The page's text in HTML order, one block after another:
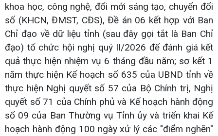
khoa học, công nghệ, đổi mới sáng tạo, chuyển đổi
số (KHCN, ĐMST, CĐS), Đề án 06 kết hợp với Ban
Chỉ đạo về dữ liệu tỉnh (sau đây gọi tắt là Ban Chỉ
đạo) tổ chức hội nghị quý II/2026 để đánh giá kết
quả thực hiện nhiệm vụ 6 tháng đầu năm; sơ kết 1
năm thực hiện Kế hoạch số 635 của UBND tỉnh về
thực hiện Nghị quyết số 57 của Bộ Chính trị, Nghị
quyết số 71 của Chính phủ và Kế hoạch hành động
số 09 của Ban Thường vụ Tỉnh ủy và triển khai Kế
hoạch hành động 100 ngày xử lý các "điểm nghẽn"